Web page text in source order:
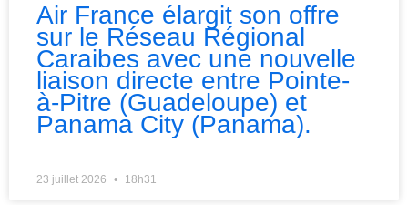
Air France élargit son offre
sur le Réseau Régional
Caraibes avec une nouvelle
liaison directe entre Pointe-
à-Pitre (Guadeloupe) et
Panama City (Panama).
23 juillet 2026 18h31